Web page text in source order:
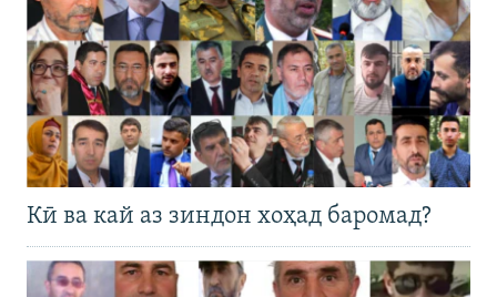
Кӣ ва кай аз зиндон хоҳад баромад?